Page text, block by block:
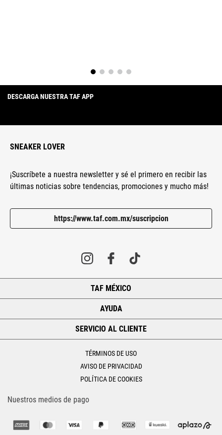
DESCARGA NUESTRA TAF APP
SNEAKER LOVER
¡Suscríbete a nuestra newsletter y sé el primero en recibir las
últimas noticias sobre tendencias, promociones y mucho más!
https://www.taf.com.mx/suscripcion
TAF MÉXICO
AYUDA
SERVICIO AL CLIENTE
TÉRMINOS DE USO
AVISO DE PRIVACIDAD
POLÍTICA DE COOKIES
Nuestros medios de pago